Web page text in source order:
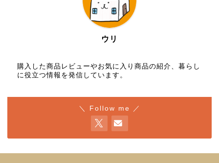
ウリ
購入した商品レビューやお気に入り商品の紹介、暮らし
に役立つ情報を発信しています。
＼ Follow me ／